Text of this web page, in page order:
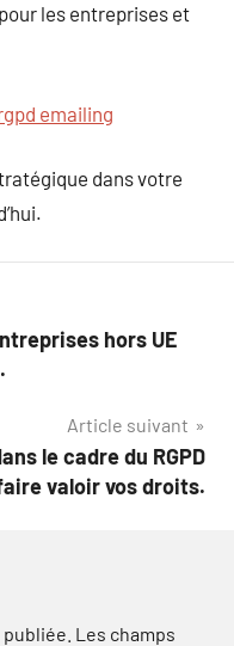
les entreprises et
emailing
dans votre
hors UE
Article suivant
le cadre du RGPD
valoir vos droits.
Les champs